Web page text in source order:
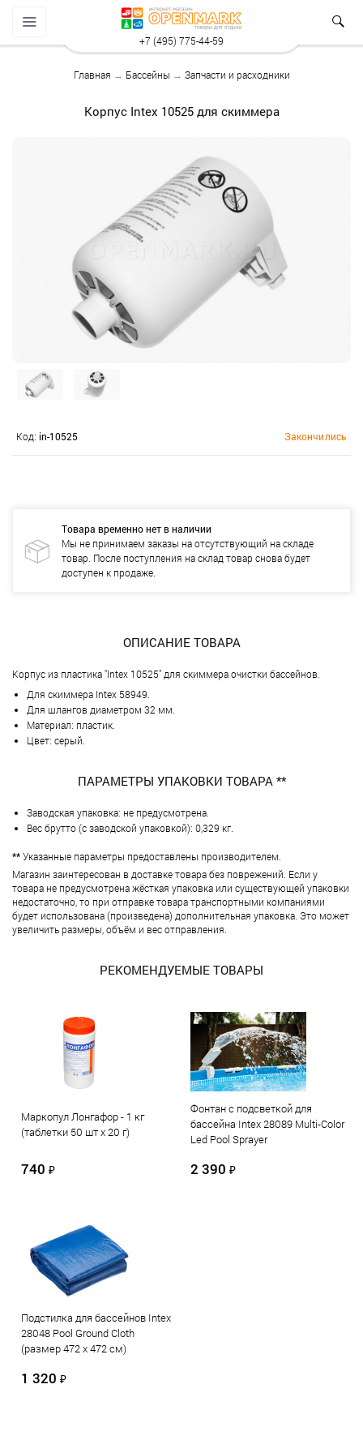
+7 (495) 775-44-59
Главная → Бассейны → Запчасти и расходники
Корпус Intex 10525 для скиммера
Код: in-10525 Закончились
Товара временно нет в наличии
Мы не принимаем заказы на отсутствующий на складе
товар. После поступления на склад товар снова будет
доступен к продаже.
ОПИСАНИЕ ТОВАРА
Корпус из пластика "Intex 10525" для скиммера очистки бассейнов.
Для скиммера Intex 58949.
Для шлангов диаметром 32 мм.
Материал: пластик.
Цвет: серый.
ПАРАМЕТРЫ УПАКОВКИ ТОВАРА **
Заводская упаковка: не предусмотрена.
Вес брутто (с заводской упаковкой): 0,329 кг.
**Указанные параметры предоставлены производителем.
Магазин заинтересован в доставке товара без поврежений. Если у
товара не предусмотрена жёсткая упаковка или существующей упаковки
недостаточно, то при отправке товара транспортными компаниями
будет использована (произведена) дополнительная упаковка. Это может
увеличить размеры, объём и вес отправления.
РЕКОМЕНДУЕМЫЕ ТОВАРЫ
Маркопул Лонгафор - 1 кг
(таблетки 50 шт х 20 г)
740 ₽
Фонтан с подсветкой для
бассейна Intex 28089 Multi-Color
Led Pool Sprayer
2 390 ₽
Подстилка для бассейнов Intex
28048 Pool Ground Cloth
(размер 472 х 472 см)
1 320 ₽